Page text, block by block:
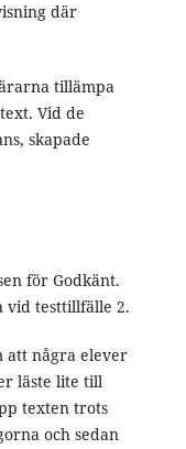
där
tillämpa
Vid de
skapade
för Godkänt.
vid testtillfälle 2.
att några elever
läste lite till
texten trots
och sedan